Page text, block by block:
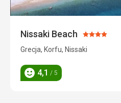
Nissaki Beach Ocena:
4/5
Grecja, Korfu, Nissaki
Ocena
4,1 / 5